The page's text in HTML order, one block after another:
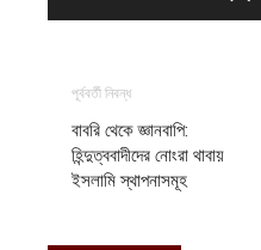
পূর্ববর্তী নিবন্ধ
বাবরি থেকে জ্ঞানবাপি:
হিন্দুত্ববাদীদের নোংরা থাবায়
ইসলামি স্থাপনাসমূহ